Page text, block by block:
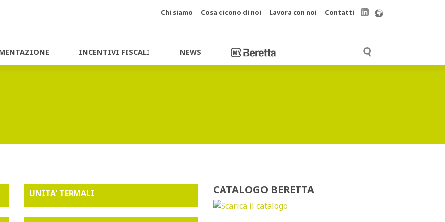
INCENTIVI FISCALI NEWS
Chi siamo Cosa dicono di noi Lavora con noi Contatti
UNITA' TERMALI CATALOGO BERETTA